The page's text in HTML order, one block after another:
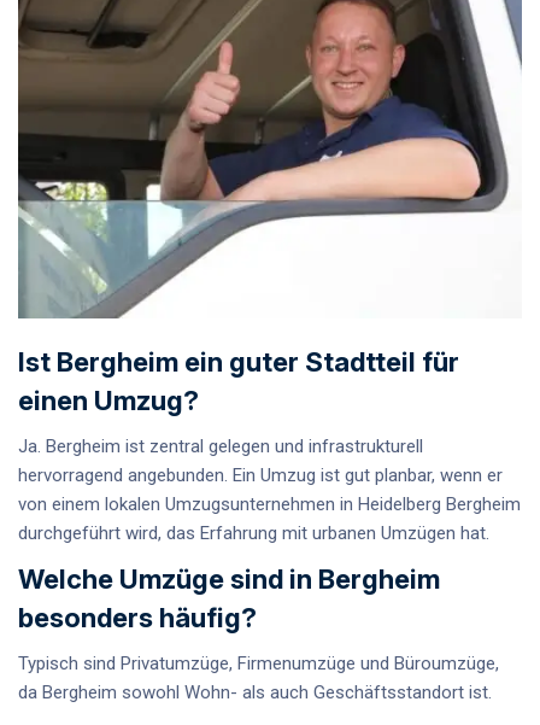
Ist Bergheim ein guter Stadtteil für
einen Umzug?
Ja. Bergheim ist zentral gelegen und infrastrukturell
hervorragend angebunden. Ein Umzug ist gut planbar, wenn er
von einem lokalen Umzugsunternehmen in Heidelberg Bergheim
durchgeführt wird, das Erfahrung mit urbanen Umzügen hat.
Welche Umzüge sind in Bergheim
besonders häufig?
Typisch sind Privatumzüge, Firmenumzüge und Büroumzüge,
da Bergheim sowohl Wohn- als auch Geschäftsstandort ist.